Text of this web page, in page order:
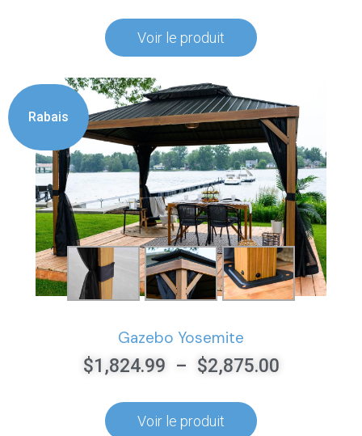
Voir le produit
Rabais
Gazebo Yosemite
$1,824.99 – $2,875.00
Voir le produit